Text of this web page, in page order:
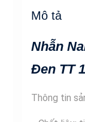
1193
lượng
Mô tả
Nhẫn
Đen TT
Thông tin